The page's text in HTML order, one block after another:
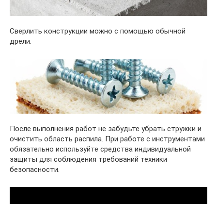
Сверлить конструкции можно с помощью обычной
дрели.
После выполнения работ не забудьте убрать стружки и
очистить область распила. При работе с инструментами
обязательно используйте средства индивидуальной
защиты для соблюдения требований техники
безопасности.